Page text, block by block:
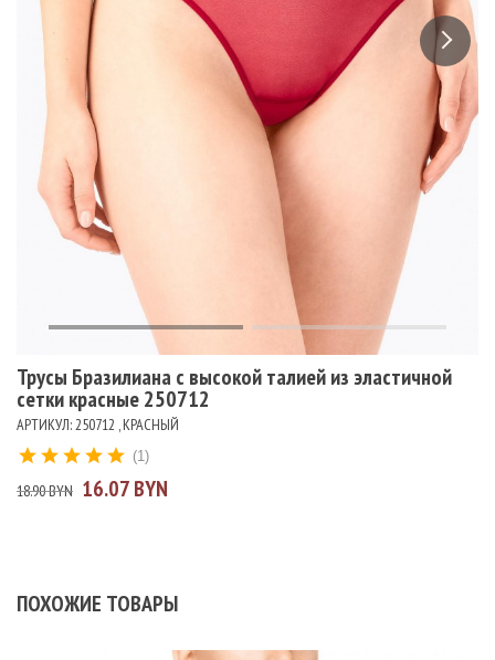
Трусы Бразилиана с высокой талией из эластичной
сетки красные 250712
АРТИКУЛ: 250712 , КРАСНЫЙ
18.90 BYN 16.07 BYN
(1)
ПОХОЖИЕ ТОВАРЫ